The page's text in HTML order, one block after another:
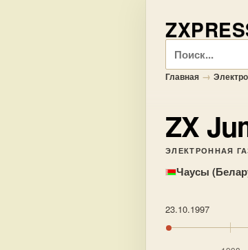
Поиск
Главная →
ZX
ЭЛЕКТРОННАЯ
Чаусы
23.10.1997